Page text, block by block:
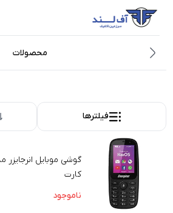
محصولات
فیلترها
کارت
ناموجود